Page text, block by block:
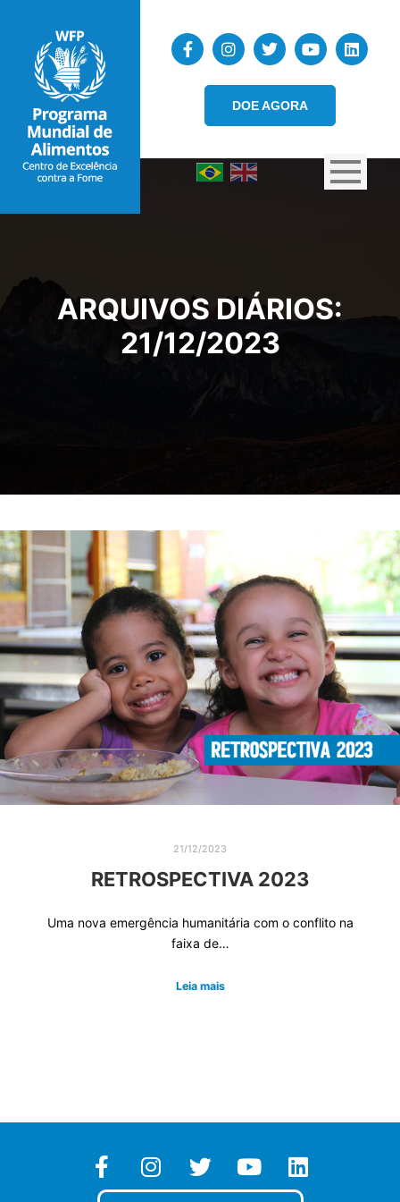
DOE AGORA
ARQUIVOS DIÁRIOS:
21/12/2023
21/12/2023
RETROSPECTIVA 2023
Uma nova emergência humanitária com o conflito na
faixa de…
Leia mais